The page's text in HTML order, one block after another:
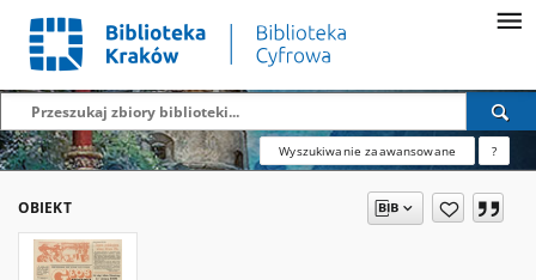
Wyszukiwanie zaawansowane ?
OBIEKT